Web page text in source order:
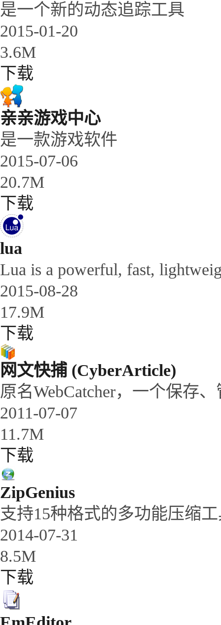
是一个新的动态追踪工具
2015-01-20
3.6M
下载
亲亲游戏中心
是一款游戏软件
2015-07-06
20.7M
下载
lua
Lua is a powerful, fast,
2015-08-28
17.9M
下载
网文快捕 (CyberArticle)
原名WebCatcher，一个保存
2011-07-07
11.7M
下载
ZipGenius
支持15种格式的多功能压缩
2014-07-31
8.5M
下载